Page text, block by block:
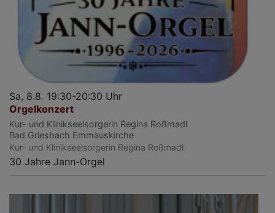
Sa, 8.8. 19:30-20:30 Uhr
Orgelkonzert
Kur- und Klinikseelsorgerin Regina Roßmadl
Bad Griesbach Emmauskirche
Kur- und Klinikseelsorgerin Regina Roßmadl
30 Jahre Jann-Orgel